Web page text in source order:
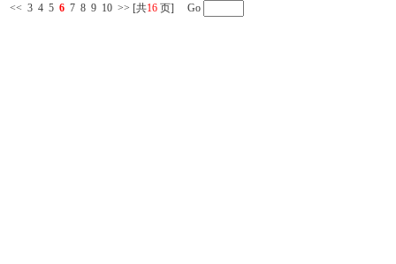
<< 3 4 5 6 7 8 9 10 >> [共16 页] Go